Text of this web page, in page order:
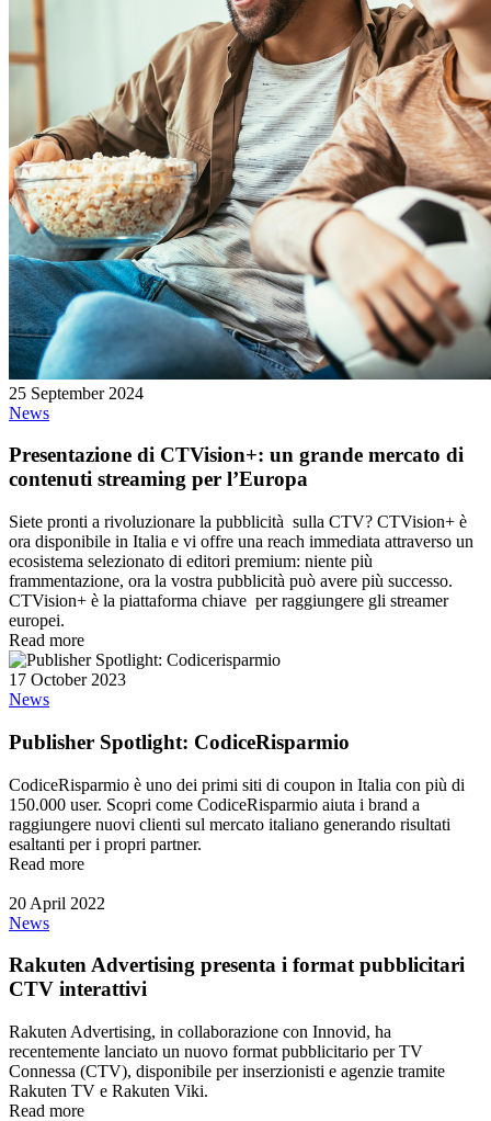
25 September 2024
News
Presentazione di CTVision+: un grande mercato di
contenuti streaming per l’Europa
Siete pronti a rivoluzionare la pubblicità sulla CTV? CTVision+ è
ora disponibile in Italia e vi offre una reach immediata attraverso un
ecosistema selezionato di editori premium: niente più
frammentazione, ora la vostra pubblicità può avere più successo.
CTVision+ è la piattaforma chiave per raggiungere gli streamer
europei.
Read more
17 October 2023
News
Publisher Spotlight: CodiceRisparmio
CodiceRisparmio è uno dei primi siti di coupon in Italia con più di
150.000 user. Scopri come CodiceRisparmio aiuta i brand a
raggiungere nuovi clienti sul mercato italiano generando risultati
esaltanti per i propri partner.
Read more
20 April 2022
News
Rakuten Advertising presenta i format pubblicitari
CTV interattivi
Rakuten Advertising, in collaborazione con Innovid, ha
recentemente lanciato un nuovo format pubblicitario per TV
Connessa (CTV), disponibile per inserzionisti e agenzie tramite
Rakuten TV e Rakuten Viki.
Read more